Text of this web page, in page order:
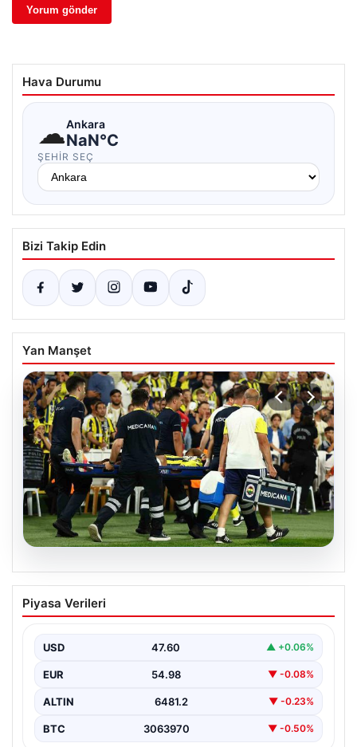
Hava Durumu
☁Ankara
NaN°C
ŞEHIR SEÇ
Bizi Takip Edin
Yan Manşet
Fenerbahçe’de Sturm Graz maçında
Oosterwolde’den kahreden haber!
Piyasa Verileri
USD 47.60 ▲ +0.06%
EUR 54.98 ▼ -0.08%
ALTIN 6481.2 ▼ -0.23%
BTC 3063970 ▼ -0.50%